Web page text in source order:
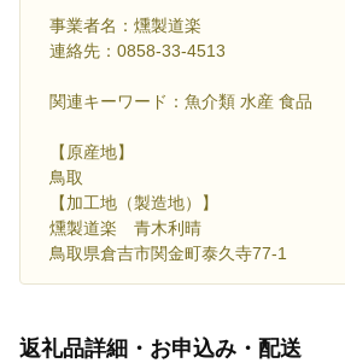
事業者名：燻製道楽
連絡先：0858-33-4513
関連キーワード：魚介類 水産 食品
【原産地】
鳥取
【加工地（製造地）】
燻製道楽 青木利晴
鳥取県倉吉市関金町泰久寺77-1
返礼品詳細・お申込み・配送